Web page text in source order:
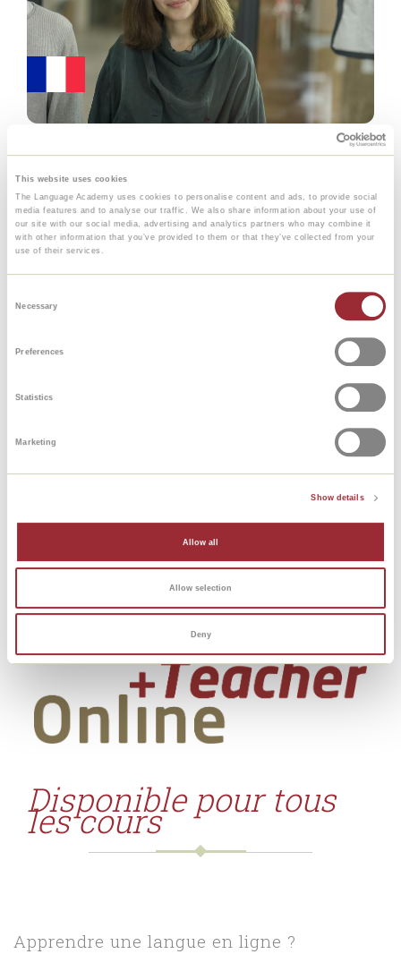
This website uses cookies
The Language Academy uses cookies to personalise content and ads, to provide social
media features and to analyse our traffic. We also share information about your use of
our site with our social media, advertising and analytics partners who may combine it
with other information that you’ve provided to them or that they’ve collected from your
use of their services.
Necessary
Preferences
Statistics
Marketing
Show details
Allow all
Allow selection
Deny
Disponible pour tous
les cours
Apprendre une langue en ligne ?